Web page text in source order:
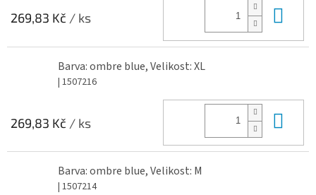
269,83 Kč / ks
Barva: ombre blue, Velikost: XL
| 1507216
269,83 Kč / ks
Barva: ombre blue, Velikost: M
| 1507214